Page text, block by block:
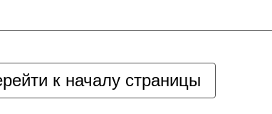
к началу страницы